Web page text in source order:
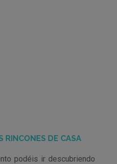
RINCONES DE CASA
podéis ir descubriendo